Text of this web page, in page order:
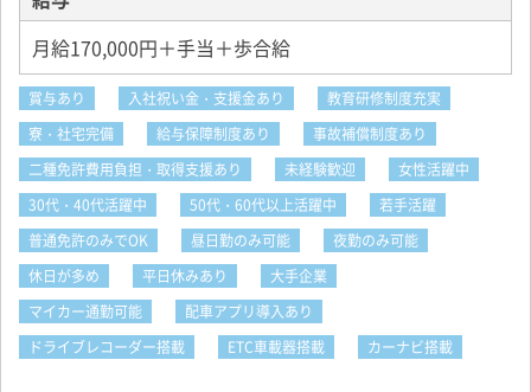
月給170,000円＋手当＋歩合給
賞与あり 入社祝い金・支援金あり
教育研修制度充実
寮・社宅完備
給与保障制度あり
事故補償制度あり
二種免許費用負担・取得支援あり
未経験歓迎
女性活躍中
30代・40代活躍中
50代・60代以上活躍中
若手活躍
普通免許のみでOK
昼日勤のみ可能
夜勤のみ可能
休日が多め
平日休みあり
大手企業
マイカー通勤可能
配車アプリ導入あり
ドライブレコーダー搭載
ETC車載器搭載 カーナビ搭載